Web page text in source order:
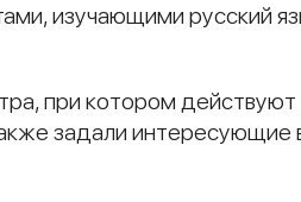
изучающими русский
при котором
задали интересующие